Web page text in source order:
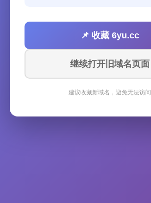
📌 收藏 6yu.cc
继续打开旧域名页面
建议收藏新域名，避免无法访问